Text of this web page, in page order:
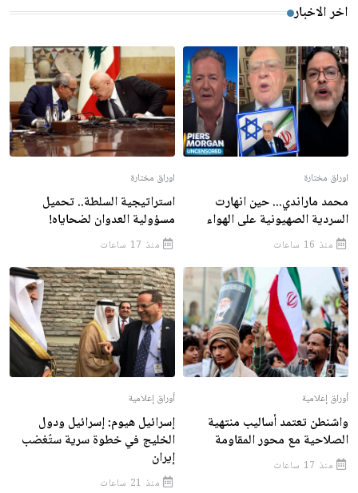
اخر الاخبار
اوراق مختارة
محمد ماراندي... حين انهارت
السردية الصهيونية على الهواء
منذ 16 ساعات
اوراق مختارة
استراتيجية السلطة.. تحميل
مسؤولية العدوان لضحاياه!
منذ 17 ساعات
أوراق إعلامية
واشنطن تعتمد أساليب منتهية
الصلاحية مع محور المقاومة
منذ 17 ساعات
أوراق إعلامية
إسرائيل هيوم: إسرائيل ودول
الخليج في خطوة سرية ستُغضب
إيران
منذ 21 ساعات